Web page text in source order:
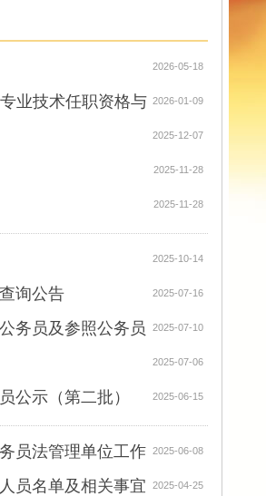
2026-05-18
2026-01-09
业技术任职资格与
2025-12-07
2025-11-28
2025-11-28
2025-10-14
2025-07-16
询公告
2025-07-10
务员及参照公务员
2025-07-06
2025-06-15
公示（第二批）
2025-06-08
员法管理单位工作
2025-04-25
员名单及相关事宜